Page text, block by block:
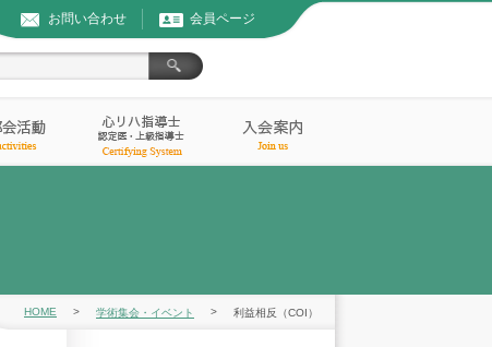
お問い合わせ 会員ページ
HOME > 学術集会・イベント > 利益相反（COI）